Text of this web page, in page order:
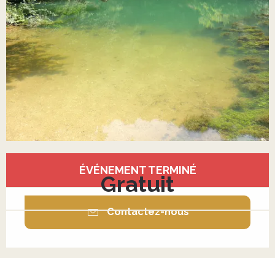
ÉVÉNEMENT TERMINÉ
Gratuit
Contactez-nous